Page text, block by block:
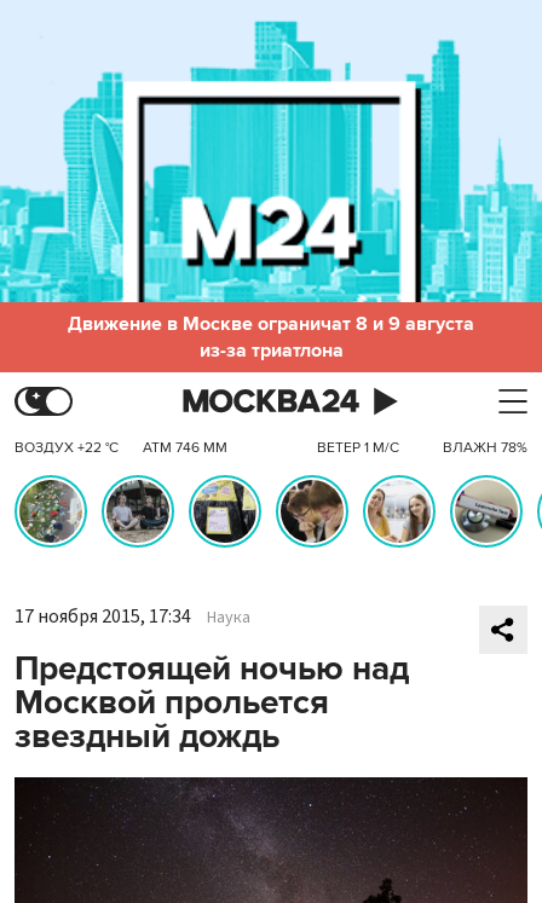
Движение в Москве ограничат 8 и 9 августа
из-за триатлона
ВОЗДУХ +22 °C АТМ 746 ММ ВЕТЕР 1 М/С ВЛАЖН 78%
17 ноября 2015, 17:34 Наука
Предстоящей ночью над
Москвой прольется
звездный дождь